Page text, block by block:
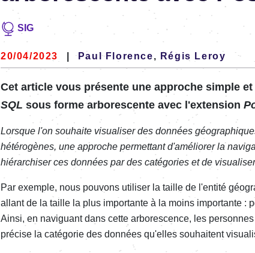
SIG
20/04/2023 Paul Florence, Régis Leroy
Cet article vous présente une approche simple
SQL sous forme arborescente avec l'extension
Lorsque l'on souhaite visualiser des données
hétérogènes, une approche permettant d'améliorer la
hiérarchiser ces données par des catégories et de
Par exemple, nous pouvons utiliser la taille de l'entité
allant de la taille la plus importante à la moins importante :
Ainsi, en naviguant dans cette arborescence, les
précise la catégorie des données qu'elles souhaitent